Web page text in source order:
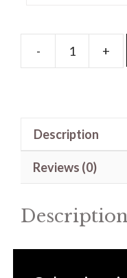
- +
Description
Reviews (0)
Description